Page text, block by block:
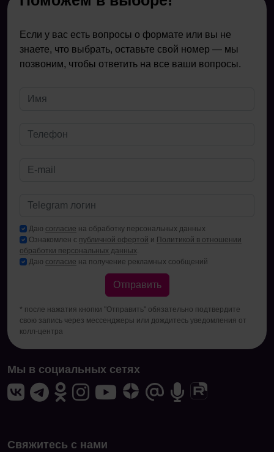
Если у вас есть вопросы о формате или вы не
знаете, что выбрать, оставьте свой номер — мы
позвоним, чтобы ответить на все ваши вопросы.
Даю согласие на обработку персональных данных
Ознакомлен с публичной офертой и Политикой в отношении
обработки персональных данных.
Даю согласие на получение рекламных сообщений
Отправить
* после нажатия кнопки "Отправить" обязательно подтвердите
свою запись через мессенджеры или дождитесь уведомления от
колл-центра
Мы в социальных сетях
Свяжитесь с нами